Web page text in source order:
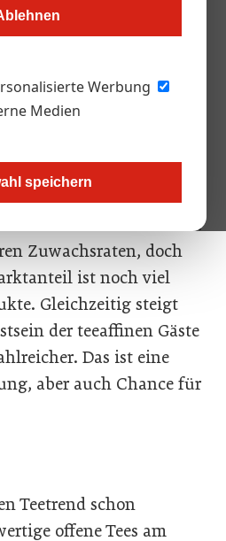
Werbung
Medien
speichern
Tee in der Gastronomie
wo Tee bei
wurde oder als
und wird
als Mainstream-
im Außer-Haus-Markt.
Zuwachsraten, doch
ist noch viel
Gleichzeitig steigt
der teeaffinen Gäste
Das ist eine
aber auch Chance für
Teetrend schon
offene Tees am